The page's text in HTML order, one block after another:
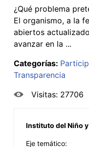
¿Qué problema
El organismo, a la
abiertos
avanzar en la ...
Categorías:
Transparencia
Visitas: 27706
Instituto del Niño
Eje temático: